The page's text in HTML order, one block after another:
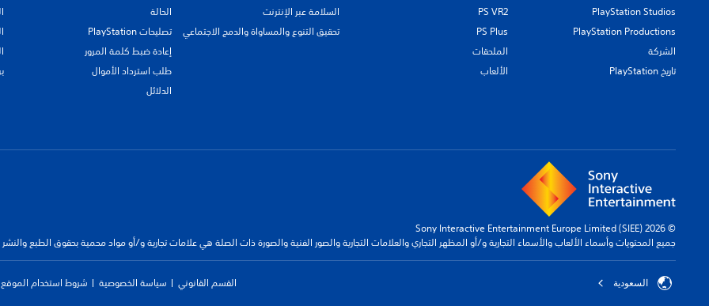
PlayStation Studios
PlayStation Productions
الشركة
تاريخ PlayStation
PS VR2
PS Plus
الملحقات
الألعاب
السلامة عبر الإنترنت
تحقيق التنوع والمساواة والدمج الاجتماعي
الحالة
تصليحات PlayStation
إعادة ضبط كلمة المرور
طلب استرداد الأموال
الدلائل
© 2026 Sony Interactive Entertainment Europe Limited (SIEE)
جميع المحتويات وأسماء الألعاب والأسماء التجارية و/أو المظهر التجاري والعلامات التجارية والصور الفنية والصورة ذات الصلة هي علامات تجارية و/أو مواد محمية بحقوق الطبع
السعودية القسم القانوني سياسة الخصوصية شروط استخدام الموقع